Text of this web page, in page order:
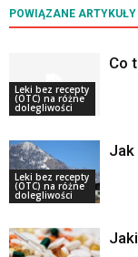
POWIĄZANE ARTYKUŁY
Leki bez recepty
(OTC) na różne
dolegliwości
Co
Leki bez recepty
(OTC) na różne
dolegliwości
Jak